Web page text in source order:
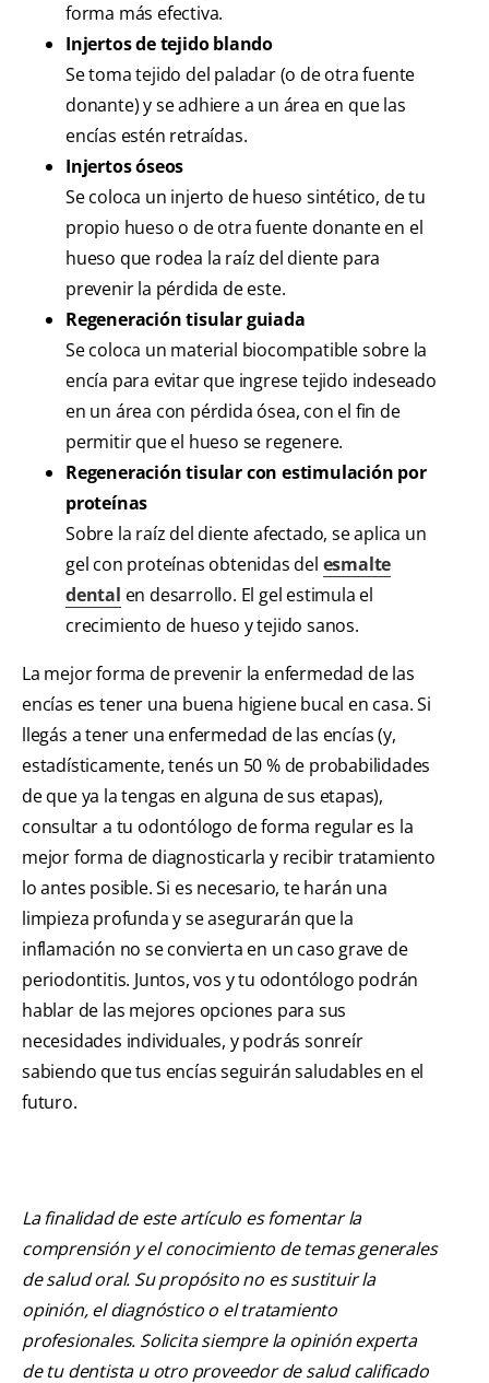
forma más efectiva.
Injertos de tejido blando
Se toma tejido del paladar (o de otra fuente
donante) y se adhiere a un área en que las
encías estén retraídas.
Injertos óseos
Se coloca un injerto de hueso sintético, de tu
propio hueso o de otra fuente donante en el
hueso que rodea la raíz del diente para
prevenir la pérdida de este.
Regeneración tisular guiada
Se coloca un material biocompatible sobre la
encía para evitar que ingrese tejido indeseado
en un área con pérdida ósea, con el fin de
permitir que el hueso se regenere.
Regeneración tisular con estimulación por
proteínas
Sobre la raíz del diente afectado, se aplica un
gel con proteínas obtenidas del esmalte
dental en desarrollo. El gel estimula el
crecimiento de hueso y tejido sanos.
La mejor forma de prevenir la enfermedad de las
encías es tener una buena higiene bucal en casa. Si
llegás a tener una enfermedad de las encías (y,
estadísticamente, tenés un 50 % de probabilidades
de que ya la tengas en alguna de sus etapas),
consultar a tu odontólogo de forma regular es la
mejor forma de diagnosticarla y recibir tratamiento
lo antes posible. Si es necesario, te harán una
limpieza profunda y se asegurarán que la
inflamación no se convierta en un caso grave de
periodontitis. Juntos, vos y tu odontólogo podrán
hablar de las mejores opciones para sus
necesidades individuales, y podrás sonreír
sabiendo que tus encías seguirán saludables en el
futuro.
La finalidad de este artículo es fomentar la
comprensión y el conocimiento de temas generales
de salud oral. Su propósito no es sustituir la
opinión, el diagnóstico o el tratamiento
profesionales. Solicita siempre la opinión experta
de tu dentista u otro proveedor de salud calificado